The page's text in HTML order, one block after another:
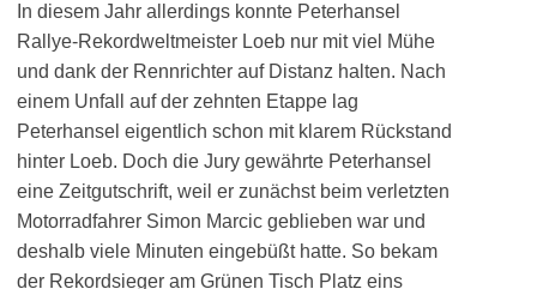
In diesem Jahr allerdings konnte Peterhansel
Rallye-Rekordweltmeister Loeb nur mit viel Mühe
und dank der Rennrichter auf Distanz halten. Nach
einem Unfall auf der zehnten Etappe lag
Peterhansel eigentlich schon mit klarem Rückstand
hinter Loeb. Doch die Jury gewährte Peterhansel
eine Zeitgutschrift, weil er zunächst beim verletzten
Motorradfahrer Simon Marcic geblieben war und
deshalb viele Minuten eingebüßt hatte. So bekam
der Rekordsieger am Grünen Tisch Platz eins